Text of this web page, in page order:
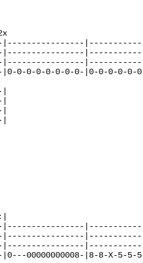
|----------------
0-0-0-0-0-0-|0-0-0-0-
00000000008-|8-8-X-5-5-